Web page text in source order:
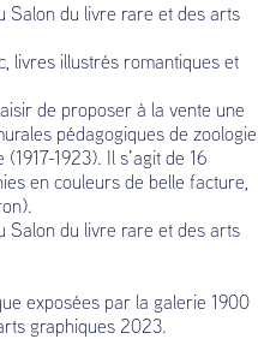
Salon du livre rare et des arts
livres illustrés romantiques et
de proposer à la vente une
pédagogiques de zoologie
1923). Il s’agit de 16
en couleurs de belle facture,
Salon du livre rare et des arts
exposées par la galerie 1900
graphiques 2023.